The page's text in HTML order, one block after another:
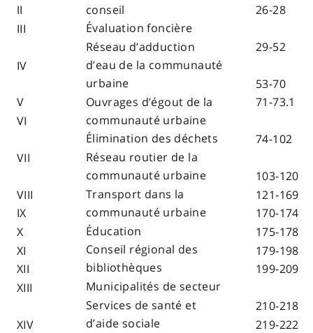
II
III
IV
V
VI
VII
VIII
IX
X
XI
XII
XIII
XIV
conseil
Évaluation foncière
Réseau d’adduction
d’eau de la communauté
urbaine
Ouvrages d’égout de la
communauté urbaine
Élimination des déchets
Réseau routier de la
communauté urbaine
Transport dans la
communauté urbaine
Éducation
Conseil régional des
bibliothèques
Municipalités de secteur
Services de santé et
d’aide sociale
26-28
29-52
53-70
71-73.1
74-102
103-120
121-169
170-174
175-178
179-198
199-209
210-218
219-222